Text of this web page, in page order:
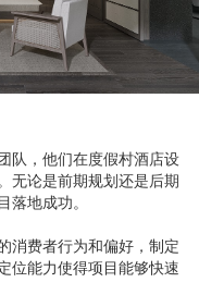
队，他们在度假村酒店设
无论是前期规划还是后期
落地成功。
消费者行为和偏好，制定
位能力使得项目能够快速